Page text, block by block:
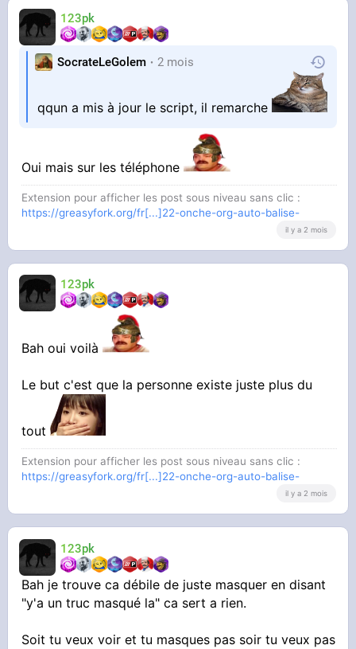
123pk
SocrateLeGolem 2 mois
qqun a mis à jour le script, il remarche
Oui mais sur les téléphone
Extension pour afficher les post sous niveau sans clic :
https://greasyfork.org/fr[...]22-onche-org-auto-balise-
il y a 2 mois
123pk
Bah oui voilà
Le but c'est que la personne existe juste plus du
tout
Extension pour afficher les post sous niveau sans clic :
https://greasyfork.org/fr[...]22-onche-org-auto-balise-
il y a 2 mois
123pk
Bah je trouve ca débile de juste masquer en disant
"y'a un truc masqué la" ca sert a rien.
Soit tu veux voir et tu masques pas soir tu veux pas